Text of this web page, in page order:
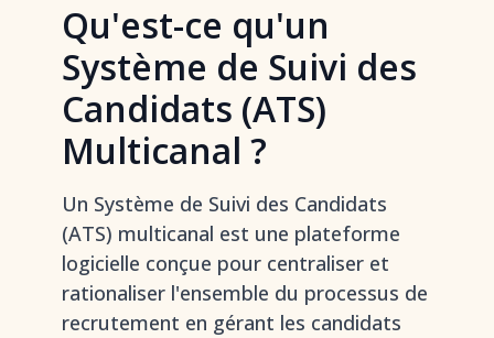
Qu'est-ce qu'un
Système de Suivi des
Candidats (ATS)
Multicanal ?
Un Système de Suivi des Candidats
(ATS) multicanal est une plateforme
logicielle conçue pour centraliser et
rationaliser l'ensemble du processus de
recrutement en gérant les candidats